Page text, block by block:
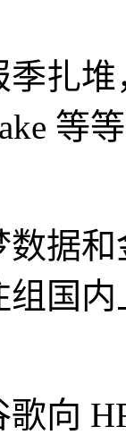
扎堆
等
数据
组国
向